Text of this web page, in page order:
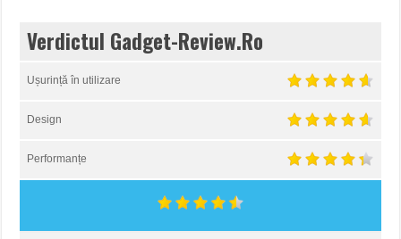
Verdictul Gadget-Review.Ro
Ușurință în utilizare
Design
Performanțe